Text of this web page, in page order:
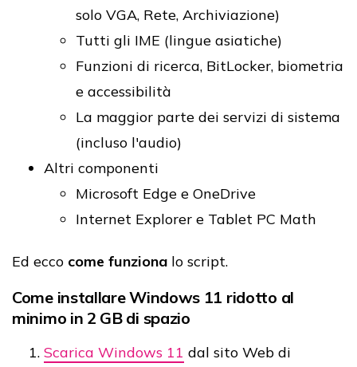
solo VGA, Rete, Archiviazione)
Tutti gli IME (lingue asiatiche)
Funzioni di ricerca, BitLocker, biometria
e accessibilità
La maggior parte dei servizi di sistema
(incluso l'audio)
Altri componenti
Microsoft Edge e OneDrive
Internet Explorer e Tablet PC Math
Ed ecco come funziona lo script.
Come installare Windows 11 ridotto al
minimo in 2 GB di spazio
Scarica Windows 11 dal sito Web di